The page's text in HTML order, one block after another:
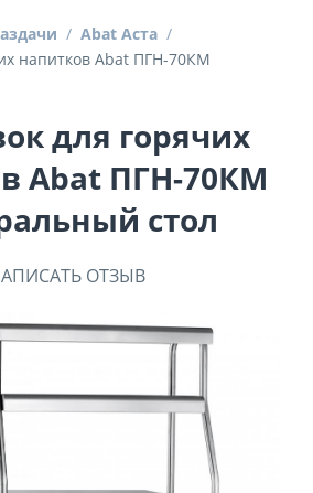
/ Abat Аста /
напитков Abat ПГН-70КМ
для горячих
Abat ПГН-70КМ
стол
ОТЗЫВ